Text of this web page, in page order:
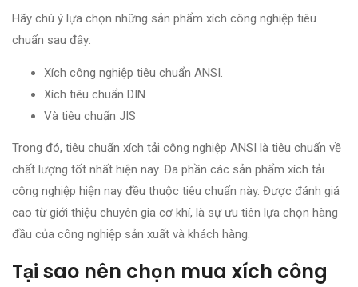
Hãy chú ý lựa chọn những sản phẩm xích công nghiệp tiêu
chuẩn sau đây:
Xích công nghiệp tiêu chuẩn ANSI.
Xích tiêu chuẩn DIN
Và tiêu chuẩn JIS
Trong đó, tiêu chuẩn xích tải công nghiệp ANSI là tiêu chuẩn về
chất lượng tốt nhất hiện nay. Đa phần các sản phẩm xích tải
công nghiệp hiện nay đều thuộc tiêu chuẩn này. Được đánh giá
cao từ giới thiệu chuyên gia cơ khí, là sự ưu tiên lựa chọn hàng
đầu của công nghiệp sản xuất và khách hàng.
Tại sao nên chọn mua xích công